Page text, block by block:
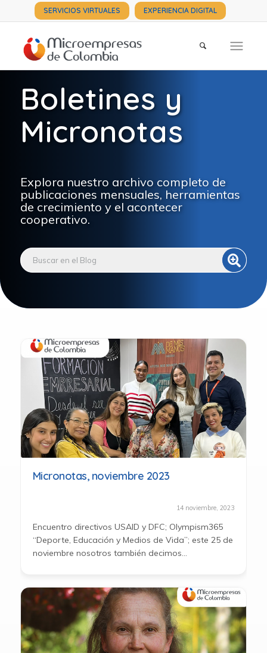
SERVICIOS VIRTUALES EXPERIENCIA DIGITAL
Boletines y
Micronotas
Explora nuestro archivo completo de
publicaciones mensuales, herramientas
de crecimiento y el acontecer
cooperativo.
Micronotas, noviembre 2023
14 noviembre, 2023
Encuentro directivos USAID y DFC; Olympism365
“Deporte, Educación y Medios de Vida”; este 25 de
noviembre nosotros también decimos